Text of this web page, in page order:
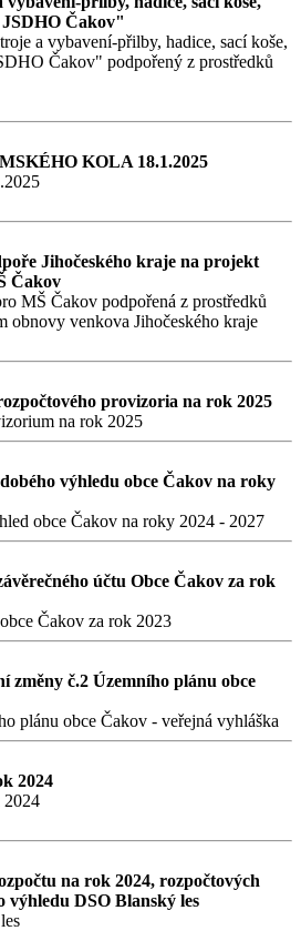
Čakov"
a vybavení-přilby, hadice, sací koše,
Čakov" podpořený z prostředků
KOLA 18.1.2025
Jihočeského kraje na projekt
Čakov
MŠ Čakov podpořená z prostředků
obnovy venkova Jihočeského kraje
provizoria na rok 2025
na rok 2025
výhledu obce Čakov na roky
obce Čakov na roky 2024 - 2027
účtu Obce Čakov za rok
Čakov za rok 2023
změny č.2 Územního plánu obce
plánu obce Čakov - veřejná vyhláška
2024
2024
na rok 2024, rozpočtových
výhledu DSO Blanský les